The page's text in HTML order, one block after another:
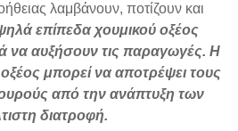
λαμβάνουν, ποτίζουν και
επίπεδα χουμικού οξέος
να αυξήσουν τις παραγωγές. Η
μπορεί να αποτρέψει τους
από την ανάπτυξη των
διατροφή.